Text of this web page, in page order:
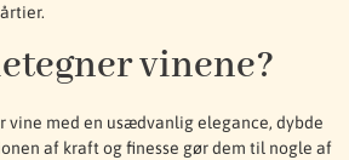
vinene?
vine med en usædvanlig elegance, dybde
af kraft og finesse gør dem til nogle af